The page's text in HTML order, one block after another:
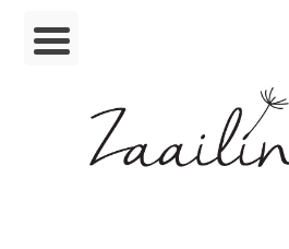
Skip